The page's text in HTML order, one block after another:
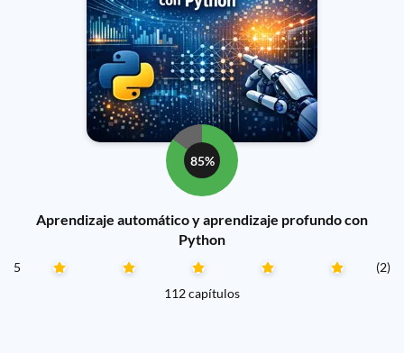
85%
Aprendizaje automático y aprendizaje profundo con
Python
5
(2)
112 capítulos